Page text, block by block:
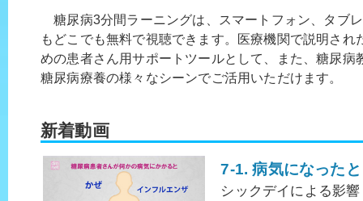
糖尿病3分間ラーニングは、スマートフォン、タブ
もどこでも無料で視聴できます。医療機関で説明され
めの患者さん用サポートツールとして、また、糖尿病
糖尿病療養の様々なシーンでご活用いただけます。
新着動画
7-1. 病気になった
シックデイによる影響